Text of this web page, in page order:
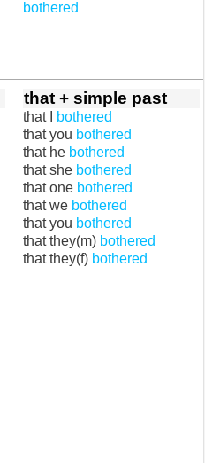
bothered
that + simple past
that I
bothered
that you bothered
that he bothered
that she bothered
that one bothered
that we bothered
that you bothered
that they(m) bothered
that they(f) bothered